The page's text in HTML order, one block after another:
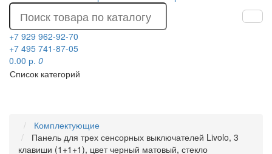
+7 929 962-92-70
+7 495 741-87-05
0.00 р. 0
Список категорий
Комплектующие
Панель для трех сенсорных выключателей Livolo, 3
клавиши (1+1+1), цвет черный матовый, стекло